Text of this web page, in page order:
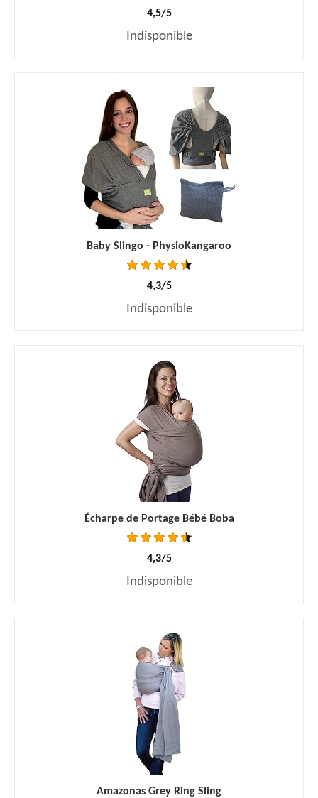
4,5/5
Indisponible
Baby Slingo - PhysioKangaroo
4,3/5
Indisponible
Écharpe de Portage Bébé Boba
4,3/5
Indisponible
Amazonas Grey Ring Sling